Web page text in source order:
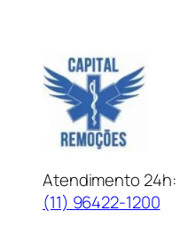
Atendimento 24h:
(11) 96422-1200